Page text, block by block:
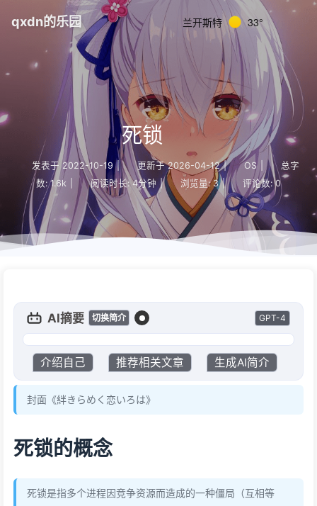
qxdn的乐园 兰开斯特 33°
死锁
发表于 2022-10-19 | 更新于 2026-04-12 | OS
总字
数: 1.6k 阅读时长: 4分钟 | 浏览量: 3 | 评论数: 0
AI摘要 切换简介 GPT-4
介绍自己 推荐相关文章 生成AI简介
封面《絆きらめく恋いろは》
死锁的概念
死锁是指多个进程因竞争资源而造成的一种僵局（互相等